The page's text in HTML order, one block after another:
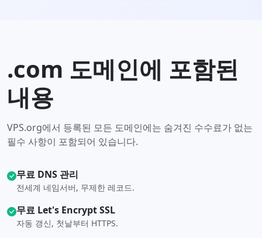
.com 도메인에 포함된
내용
VPS.org에서 등록된 모든 도메인에는 숨겨진 수수료가 없는
필수 사항이 포함되어 있습니다.
무료 DNS 관리
전세계 네임서버, 무제한 레코드.
무료 Let's Encrypt SSL
자동 갱신, 첫날부터 HTTPS.